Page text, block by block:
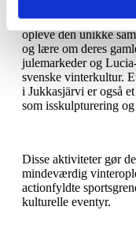
Sverige er rig på
museer og events at
opleve den unikke
og lære om deres
julemarkeder og
svenske vinterkultur.
i Jukkasjärvi er også
som isskulpturering
Disse aktiviteter gør
mindeværdig
actionfyldte
kulturelle eventyr.